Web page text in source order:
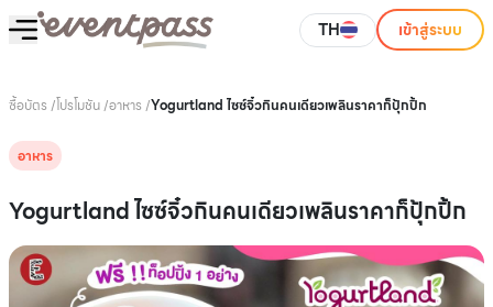
TH เข้าสู่ระบบ
ซื้อบัตร /โปรโมชัน/อาหาร /Yogurtland ไซซ์จิ๋วกินคนเดียวเพลินราคาก็ปุ้กปิ้ก
อาหาร
Yogurtland ไซซ์จิ๋วกินคนเดียวเพลินราคาก็ปุ้กปิ้ก